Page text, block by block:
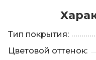
Тип покрытия:
Цветовой оттенок: